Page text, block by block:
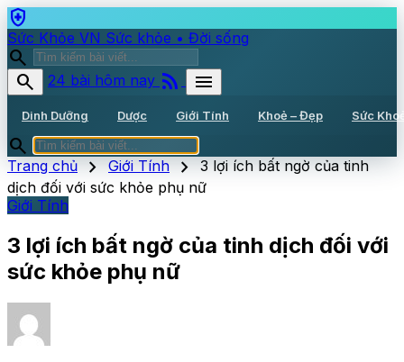
health_and_safety
Sức Khỏe VN Sức khỏe • Đời sống
search
search
24 bài hôm nay rss_feed menu
Dinh Dưỡng Dược Giới Tính Khoẻ – Đẹp Sức
search
Trang chủ chevron_right Giới Tính chevron_right 3 lợi ích bất ngờ của tinh
dịch đối với sức khỏe phụ nữ
Giới Tính
3 lợi ích bất ngờ của tinh dịch đối với
sức khỏe phụ nữ